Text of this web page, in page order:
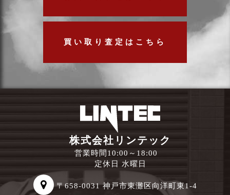
買い取り査定はこちら
株式会社リンテック
営業時間10:00～18:00
定休日 水曜日
〒658-0031 神戸市東灘区向洋町東1-4